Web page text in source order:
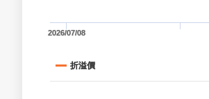
2026/07/08
折溢價